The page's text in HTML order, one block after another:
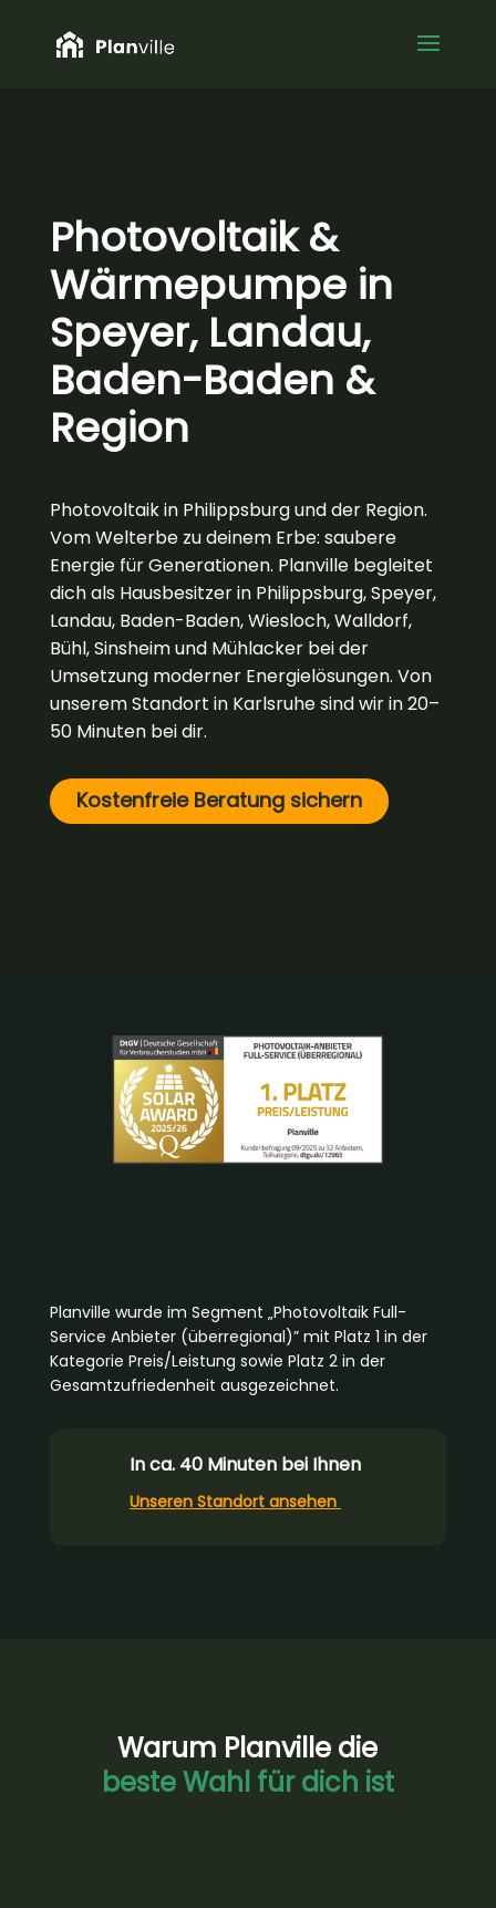
Photovoltaik &
Wärmepumpe in
Speyer, Landau,
Baden-Baden &
Region
Photovoltaik in Philippsburg und der Region.
Vom Welterbe zu deinem Erbe: saubere
Energie für Generationen. Planville begleitet
dich als Hausbesitzer in Philippsburg, Speyer,
Landau, Baden-Baden, Wiesloch, Walldorf,
Bühl, Sinsheim und Mühlacker bei der
Umsetzung moderner Energielösungen. Von
unserem Standort in Karlsruhe sind wir in 20–
50 Minuten bei dir.
Kostenfreie Beratung sichern
Planville wurde im Segment „Photovoltaik Full-
Service Anbieter (überregional)” mit Platz 1 in der
Kategorie Preis/Leistung sowie Platz 2 in der
Gesamtzufriedenheit ausgezeichnet.
In ca. 40 Minuten bei Ihnen
Unseren Standort ansehen
Warum Planville die
beste Wahl für dich ist